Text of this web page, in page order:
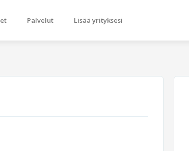
Palvelut Lisää yrityksesi